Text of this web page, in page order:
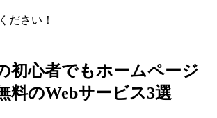
ださい！
初心者でもホームページ
料のWebサービス3選